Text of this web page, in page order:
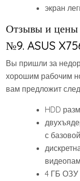
экран
Отзывы и цены
№9. ASUS
Вы пришли за
хорошим рабочим
вам предложит
HDD
с
4 ГБ ОЗУ